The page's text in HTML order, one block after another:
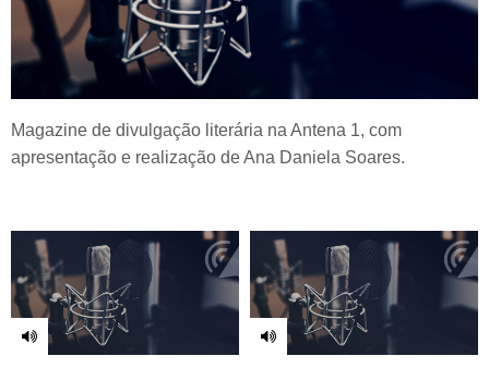
Magazine de divulgação literária na Antena 1, com
apresentação e realização de Ana Daniela Soares.